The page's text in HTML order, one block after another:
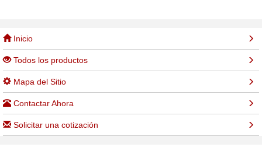
Inicio
Todos los productos
Mapa del Sitio
Contactar Ahora
Solicitar una cotización